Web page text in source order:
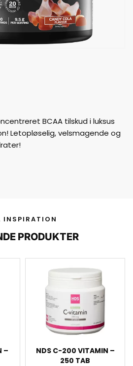
BCAA tilskud i luksus
Letopløselig, velsmagende og
INSPIRATION
PRODUKTER
–
NDS C-200 VITAMIN –
250 TAB